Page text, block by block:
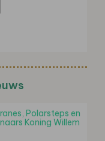
Polarsteps en
Koning Willem